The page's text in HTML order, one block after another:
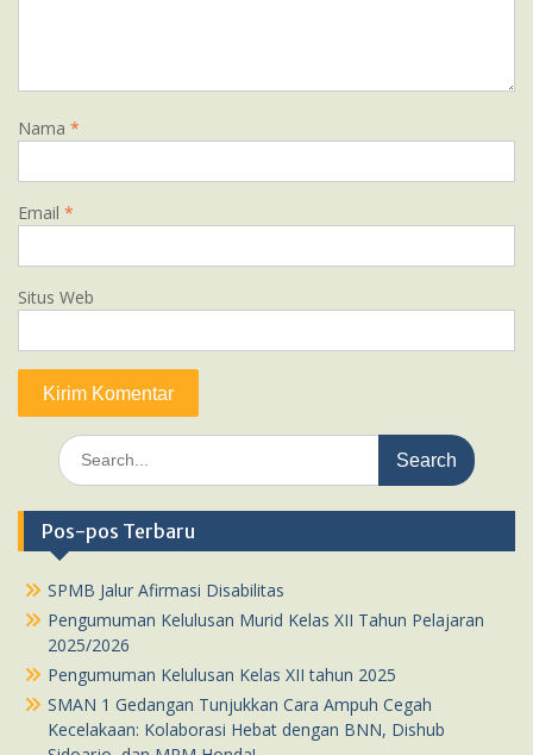
Nama *
Email *
Situs Web
Search
for:
Pos-pos Terbaru
SPMB Jalur Afirmasi Disabilitas
Pengumuman Kelulusan Murid Kelas XII Tahun Pelajaran
2025/2026
Pengumuman Kelulusan Kelas XII tahun 2025
SMAN 1 Gedangan Tunjukkan Cara Ampuh Cegah
Kecelakaan: Kolaborasi Hebat dengan BNN, Dishub